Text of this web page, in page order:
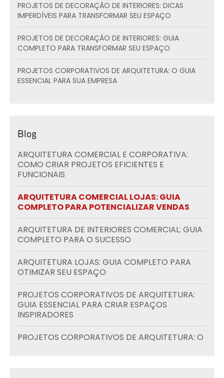
PROJETOS DE DECORAÇÃO DE INTERIORES: DICAS
IMPERDÍVEIS PARA TRANSFORMAR SEU ESPAÇO
PROJETOS DE DECORAÇÃO DE INTERIORES: GUIA
COMPLETO PARA TRANSFORMAR SEU ESPAÇO
PROJETOS CORPORATIVOS DE ARQUITETURA: O GUIA
ESSENCIAL PARA SUA EMPRESA
Blog
ARQUITETURA COMERCIAL E CORPORATIVA:
COMO CRIAR PROJETOS EFICIENTES E
FUNCIONAIS
ARQUITETURA COMERCIAL LOJAS: GUIA
COMPLETO PARA POTENCIALIZAR VENDAS
ARQUITETURA DE INTERIORES COMERCIAL: GUIA
COMPLETO PARA O SUCESSO
ARQUITETURA LOJAS: GUIA COMPLETO PARA
OTIMIZAR SEU ESPAÇO
PROJETOS CORPORATIVOS DE ARQUITETURA:
GUIA ESSENCIAL PARA CRIAR ESPAÇOS
INSPIRADORES
PROJETOS CORPORATIVOS DE ARQUITETURA: O